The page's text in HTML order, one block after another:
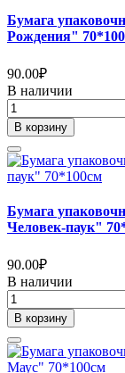
Бумага
Рождения"
90.00₽
В наличии
В корзину
Бумага
Человек-паук"
90.00₽
В наличии
В корзину